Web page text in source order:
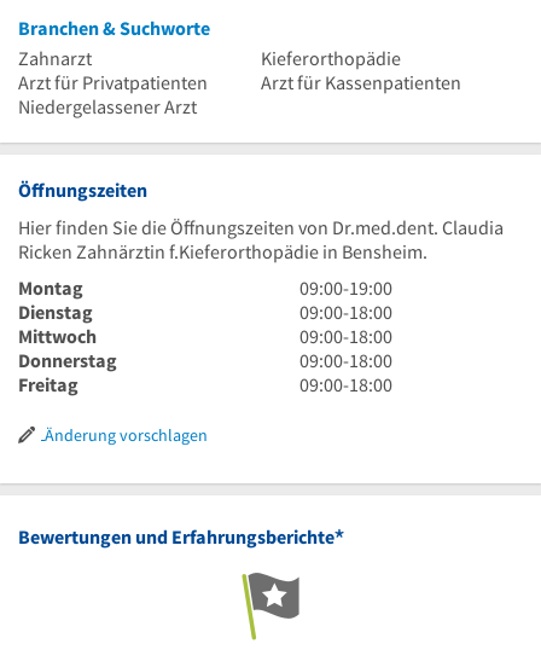
Branchen & Suchworte
Zahnarzt
Kieferorthopädie
Arzt für Privatpatienten
Arzt für Kassenpatienten
Niedergelassener Arzt
Öffnungszeiten
Hier finden Sie die Öffnungszeiten von Dr.med.dent. Claudia
Ricken Zahnärztin f.Kieferorthopädie in Bensheim.
Montag
9
Uhr
bis
19
Uhr
09:00-19:00
Dienstag
9
Uhr
bis
18
09:00-18:00
Mittwoch
9
Uhr
bis
09:00-18:00
Donnerstag
9
Uhr
09:00-18:00
Freitag
9
Uhr
09:00-18:00
Änderung vorschlagen
Bewertungen und Erfahrungsberichte*